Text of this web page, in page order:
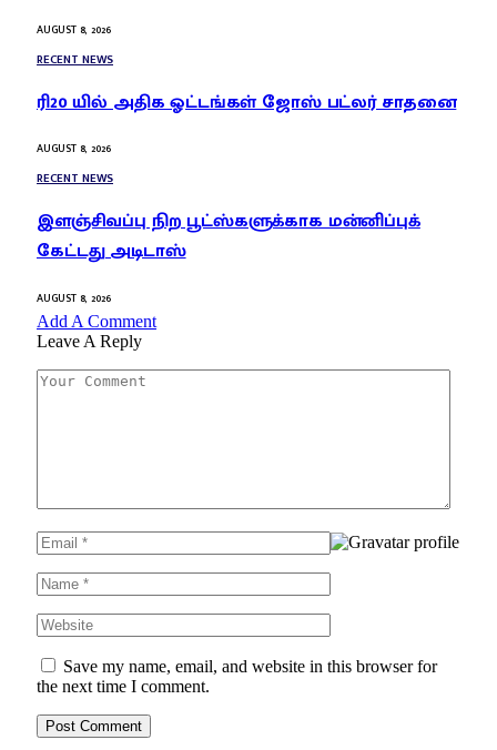
AUGUST 8, 2026
RECENT NEWS
ரி20 யில் அதிக ஓட்டங்கள் ஜோஸ் பட்லர் சாதனை
AUGUST 8, 2026
RECENT NEWS
இளஞ்சிவப்பு நிற பூட்ஸ்களுக்காக மன்னிப்புக்
கேட்டது அடிடாஸ்
AUGUST 8, 2026
Add A Comment
Leave A Reply
Save my name, email, and website in this browser for
the next time I comment.